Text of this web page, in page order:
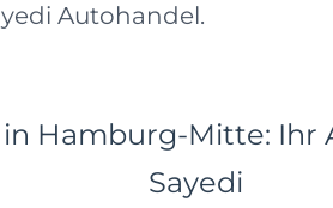
Autohandel.
Hamburg-Mitte: Ihr
Sayedi